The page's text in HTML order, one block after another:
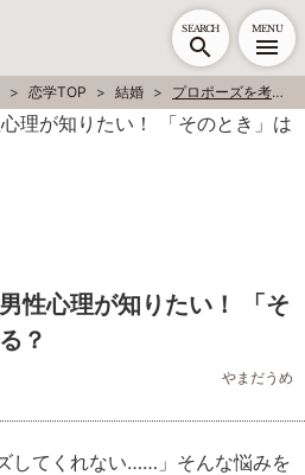
SEARCH MENU
恋学TOP 結婚 プロポーズを考える男性心理が知りたい！ 「そのとき」はいつ訪れる？
性心理が知りたい！ 「そ
？
やまだうめ
してくれない……」そんな悩みを